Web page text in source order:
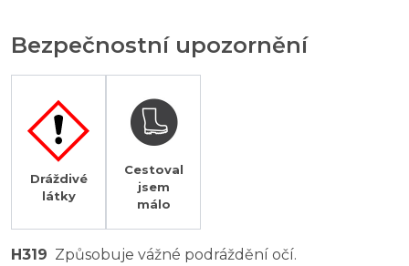
Bezpečnostní upozornění
Dráždivé
látky
Cestoval
jsem
málo
H319 Způsobuje vážné podráždění očí.